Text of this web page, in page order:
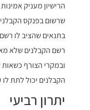
הרישיון מעניק
שרשום בפנקס
בתנאים שהציב לו
רשם הקבלנים שלא
ובמקרי הצורף
הקבלנים יכול לתת לו
יתרון רביעי